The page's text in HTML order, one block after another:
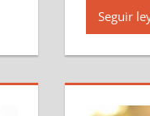
Seguir